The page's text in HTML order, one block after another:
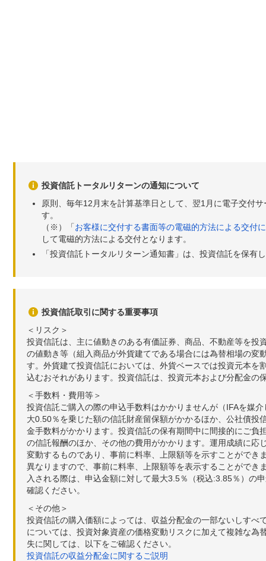
投資信託トータルリターンの通知について
原則、毎年12月末を計算基準日として、翌1月に電子交付
す。
（※）「お客様に交付する書面等の電磁的方法による交付
して電磁的方法による交付となります。
「投資信託トータルリターン通知書」は、投資信託を保有
投資信託取引に関する重要事項
＜リスク＞
投資信託は、主に値動きのある有価証券、商品、不動産等を
の値動き等（組入商品が外貨建てである場合には為替相場の
す。外貨建て投資信託においては、外貨ベースでは投資元本
込むおそれがあります。投資信託は、投資元本および分配金の
＜手数料・費用等＞
投資信託ご購入の際の申込手数料はかかりませんが（IFAを媒
大0.50％を乗じた額の信託財産留保額がかかるほか、公社債
金手数料がかかります。投資信託の保有期間中に間接的にご
の信託報酬のほか、その他の費用がかかります。運用成績に
変動するものであり、事前に料率、上限額等を示すことがで
異なりますので、事前に料率、上限額等を表示することがで
入される際は、申込金額に対して最大3.5％（税込:3.85％）の
確認ください。
＜その他＞
投資信託の購入価額によっては、収益分配金の一部ないしす
については、投資対象資産の価格変動リスクに加えて複雑な
失に関しては、以下をご確認ください。
投資信託の収益分配金に関するご説明